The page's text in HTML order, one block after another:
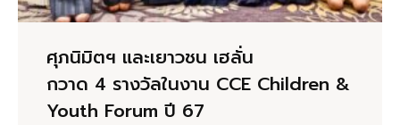
ศุภนิมิตฯ และเยาวชน เฮลั่น
กวาด 4 รางวัลในงาน CCE Children &
Youth Forum ปี 67